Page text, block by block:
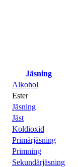
Jäsning
Alkohol
Ester
Jäsning
Jäst
Koldioxid
Primärjäsning
Primning
Sekundärjäsning